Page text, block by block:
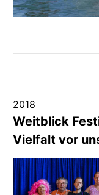
Weitblick
Vielfalt vor
2018